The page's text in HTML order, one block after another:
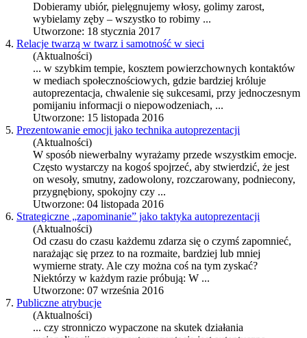
Dobieramy ubiór, pielęgnujemy włosy, golimy zarost,
wybielamy zęby – wszystko to robimy ...
Utworzone: 18 stycznia 2017
4. Relacje twarzą w twarz i samotność w sieci
(Aktualności)
... w szybkim tempie, kosztem powierzchownych kontaktów
w mediach społecznościowych, gdzie bardziej króluje
autoprezentacja, chwalenie się sukcesami, przy jednoczesnym
pomijaniu informacji o niepowodzeniach, ...
Utworzone: 15 listopada 2016
5. Prezentowanie emocji jako technika autoprezentacji
(Aktualności)
W sposób niewerbalny wyrażamy przede wszystkim emocje.
Często wystarczy na kogoś spojrzeć, aby stwierdzić, że jest
on wesoły, smutny, zadowolony, rozczarowany, podniecony,
przygnębiony, spokojny czy ...
Utworzone: 04 listopada 2016
6. Strategiczne „zapominanie” jako taktyka autoprezentacji
(Aktualności)
Od czasu do czasu każdemu zdarza się o czymś zapomnieć,
narażając się przez to na rozmaite, bardziej lub mniej
wymierne straty. Ale czy można coś na tym zyskać?
Niektórzy w każdym razie próbują: W ...
Utworzone: 07 września 2016
7. Publiczne atrybucje
(Aktualności)
... czy stronniczo wypaczone na skutek działania